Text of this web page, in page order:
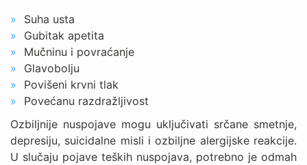
Suha usta
Gubitak apetita
Mučninu i povraćanje
Glavobolju
Povišeni krvni tlak
Povećanu razdražljivost
Ozbiljnije nuspojave mogu uključivati srčane smetnje,
depresiju, suicidalne misli i ozbiljne alergijske reakcije.
U slučaju pojave teških nuspojava, potrebno je odmah